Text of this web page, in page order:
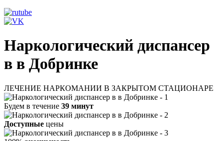
Наркологический диспансер
в в Добринке
ЛЕЧЕНИЕ НАРКОМАНИИ В ЗАКРЫТОМ СТАЦИОНАРЕ
Будем в течение 39 минут
Доступные цены